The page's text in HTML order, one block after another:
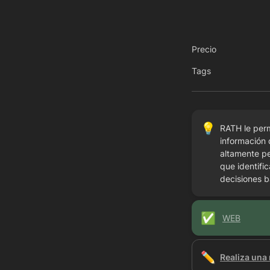
Precio
Tags
💡
RATH le
información
altamente
que
decisiones
✅ WEB
✏️ Realiza